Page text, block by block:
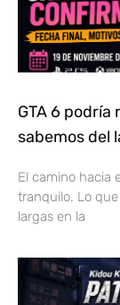
GTA 6
sabemos del
El camino hacia
tranquilo. Lo
largas en la